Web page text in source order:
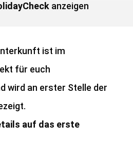
anzeigen
ist im
für euch
wird an erster Stelle der
auf das erste